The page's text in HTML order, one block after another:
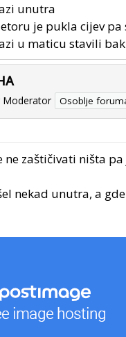
unutra
je pukla cijev pa
u maticu stavili
Moderator Osoblje
ne zaštičivati ništa
nekad unutra, a